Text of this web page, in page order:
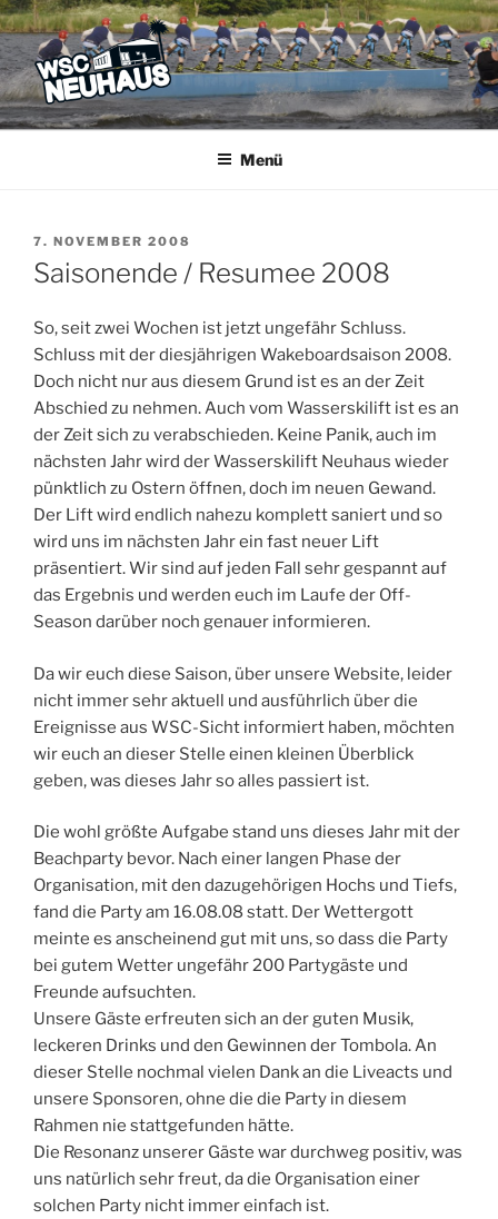
Zum
Inhalt
springen
WSC NEUHAUS
Der Verein mit dem Haus am See
Menü
VERÖFFENTLICHT
AM
7. NOVEMBER 2008
Saisonende / Resumee 2008
So, seit zwei Wochen ist jetzt ungefähr Schluss.
Schluss mit der diesjährigen Wakeboardsaison 2008.
Doch nicht nur aus diesem Grund ist es an der Zeit
Abschied zu nehmen. Auch vom Wasserskilift ist es an
der Zeit sich zu verabschieden. Keine Panik, auch im
nächsten Jahr wird der Wasserskilift Neuhaus wieder
pünktlich zu Ostern öffnen, doch im neuen Gewand.
Der Lift wird endlich nahezu komplett saniert und so
wird uns im nächsten Jahr ein fast neuer Lift
präsentiert. Wir sind auf jeden Fall sehr gespannt auf
das Ergebnis und werden euch im Laufe der Off-
Season darüber noch genauer informieren.
Da wir euch diese Saison, über unsere Website, leider
nicht immer sehr aktuell und ausführlich über die
Ereignisse aus WSC-Sicht informiert haben, möchten
wir euch an dieser Stelle einen kleinen Überblick
geben, was dieses Jahr so alles passiert ist.
Die wohl größte Aufgabe stand uns dieses Jahr mit der
Beachparty bevor. Nach einer langen Phase der
Organisation, mit den dazugehörigen Hochs und Tiefs,
fand die Party am 16.08.08 statt. Der Wettergott
meinte es anscheinend gut mit uns, so dass die Party
bei gutem Wetter ungefähr 200 Partygäste und
Freunde aufsuchten.
Unsere Gäste erfreuten sich an der guten Musik,
leckeren Drinks und den Gewinnen der Tombola. An
dieser Stelle nochmal vielen Dank an die Liveacts und
unsere Sponsoren, ohne die die Party in diesem
Rahmen nie stattgefunden hätte.
Die Resonanz unserer Gäste war durchweg positiv, was
uns natürlich sehr freut, da die Organisation einer
solchen Party nicht immer einfach ist.